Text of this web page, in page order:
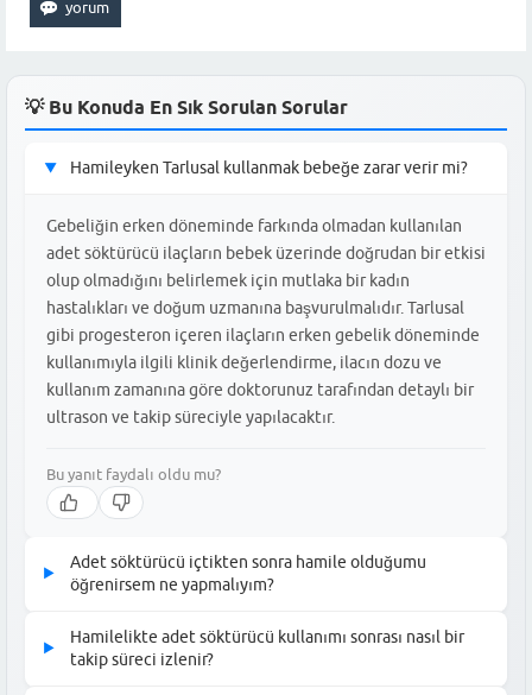
💡 Bu Konuda En Sık Sorulan Sorular
▶ Hamileyken Tarlusal kullanmak bebeğe zarar verir mi?
Gebeliğin erken döneminde farkında olmadan kullanılan
adet söktürücü ilaçların bebek üzerinde doğrudan bir etkisi
olup olmadığını belirlemek için mutlaka bir kadın
hastalıkları ve doğum uzmanına başvurulmalıdır. Tarlusal
gibi progesteron içeren ilaçların erken gebelik döneminde
kullanımıyla ilgili klinik değerlendirme, ilacın dozu ve
kullanım zamanına göre doktorunuz tarafından detaylı bir
ultrason ve takip süreciyle yapılacaktır.
Bu yanıt faydalı oldu mu?
▶
Adet söktürücü içtikten sonra hamile olduğumu
öğrenirsem ne yapmalıyım?
pozitif olduğunu öğrenirseniz, vakit kaybetmeden ilacı reçete
▶
Hamilelikte adet söktürücü kullanımı sonrası nasıl bir
takip süreci izlenir?